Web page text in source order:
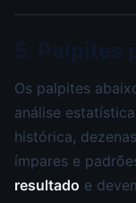
Os palpites
análise
histórica,
ímpares e
resultado e